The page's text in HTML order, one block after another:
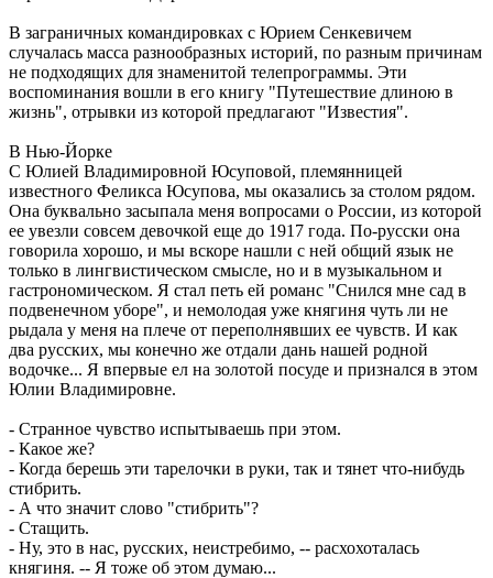
В заграничных командировках с Юрием Сенкевичем
случалась масса разнообразных историй, по разным причинам
не подходящих для знаменитой телепрограммы. Эти
воспоминания вошли в его книгу "Путешествие длиною в
жизнь", отрывки из которой предлагают "Известия".
В Нью-Йорке
С Юлией Владимировной Юсуповой, племянницей
известного Феликса Юсупова, мы оказались за столом рядом.
Она буквально засыпала меня вопросами о России, из которой
ее увезли совсем девочкой еще до 1917 года. По-русски она
говорила хорошо, и мы вскоре нашли с ней общий язык не
только в лингвистическом смысле, но и в музыкальном и
гастрономическом. Я стал петь ей романс "Снился мне сад в
подвенечном уборе", и немолодая уже княгиня чуть ли не
рыдала у меня на плече от переполнявших ее чувств. И как
два русских, мы конечно же отдали дань нашей родной
водочке... Я впервые ел на золотой посуде и признался в этом
Юлии Владимировне.
- Странное чувство испытываешь при этом.
- Какое же?
- Когда берешь эти тарелочки в руки, так и тянет что-нибудь
стибрить.
- А что значит слово "стибрить"?
- Стащить.
- Ну, это в нас, русских, неистребимо, -- расхохоталась
княгиня. -- Я тоже об этом думаю...